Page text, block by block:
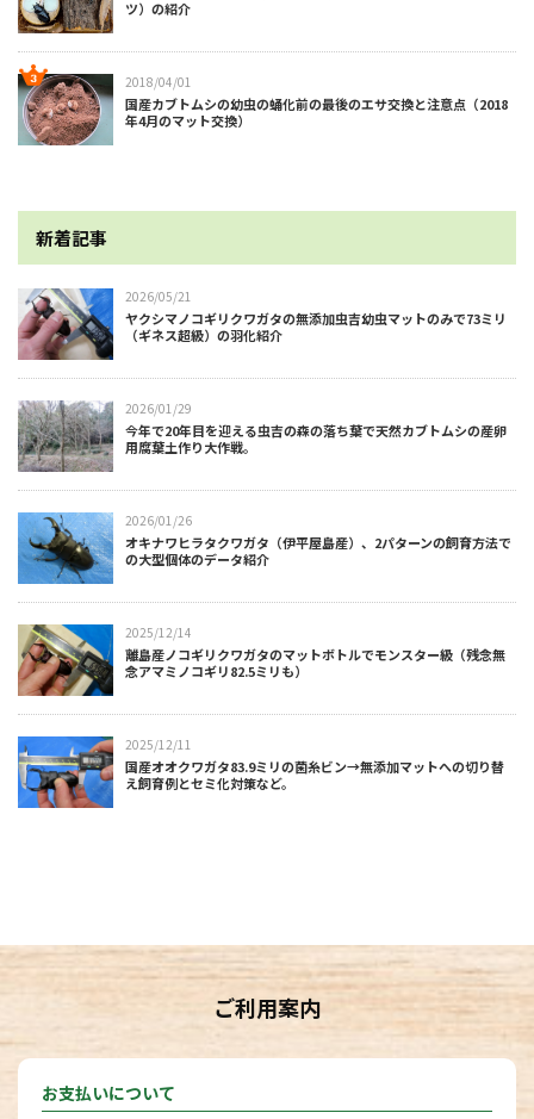
ツ）の紹介
2018/04/01
国産カブトムシの幼虫の蛹化前の最後のエサ交換と注意点（2018
年4月のマット交換）
新着記事
2026/05/21
ヤクシマノコギリクワガタの無添加虫吉幼虫マットのみで73ミリ
（ギネス超級）の羽化紹介
2026/01/29
今年で20年目を迎える虫吉の森の落ち葉で天然カブトムシの産卵
用腐葉土作り大作戦。
2026/01/26
オキナワヒラタクワガタ（伊平屋島産）、2パターンの飼育方法で
の大型個体のデータ紹介
2025/12/14
離島産ノコギリクワガタのマットボトルでモンスター級（残念無
念アマミノコギリ82.5ミリも）
2025/12/11
国産オオクワガタ83.9ミリの菌糸ビン→無添加マットへの切り替
え飼育例とセミ化対策など。
ご利用案内
お支払いについて